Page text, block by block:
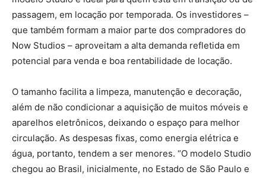
passagem, em locação por temporada. Os investidores –
que também formam a maior parte dos compradores do
Now Studios – aproveitam a alta demanda refletida em
potencial para venda e boa rentabilidade de locação.
O tamanho facilita a limpeza, manutenção e decoração,
além de não condicionar a aquisição de muitos móveis e
aparelhos eletrônicos, deixando o espaço para melhor
circulação. As despesas fixas, como energia elétrica e
água, portanto, tendem a ser menores. “O modelo Studio
chegou ao Brasil, inicialmente, no Estado de São Paulo e